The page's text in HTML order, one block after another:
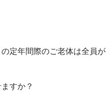
定年間際のご老体は全員が
すか？